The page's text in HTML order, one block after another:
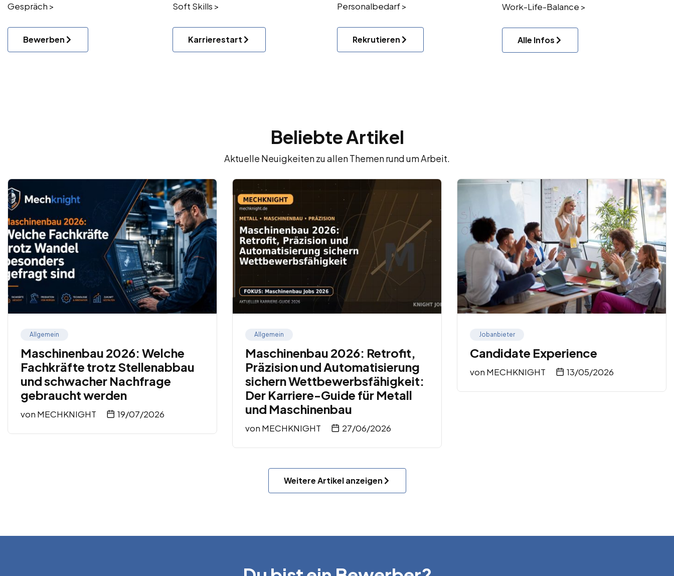
Gespräch >
Bewerben
Soft Skills >
Karrierestart
Personalbedarf >
Rekrutieren
Work-Life-Balance >
Alle Infos
Beliebte Artikel
Aktuelle Neuigkeiten zu allen Themen rund um Arbeit.
Allgemein
Maschinenbau 2026: Welche
Fachkräfte trotz Stellenabbau
und schwacher Nachfrage
gebraucht werden
von MECHKNIGHT 19/07/2026
Allgemein
Maschinenbau 2026: Retrofit,
Präzision und Automatisierung
sichern Wettbewerbsfähigkeit:
Der Karriere-Guide für Metall
und Maschinenbau
von MECHKNIGHT 27/06/2026
Jobanbieter
Candidate Experience
von MECHKNIGHT 13/05/2026
Weitere Artikel anzeigen